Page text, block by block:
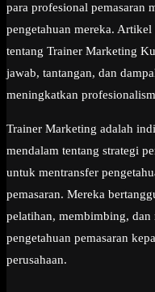
para profesional pemasaran
pengetahuan mereka.
tentang Trainer Marketing
jawab, tantangan, dan
meningkatkan
Trainer Marketing adalah
mendalam tentang strategi
untuk mentransfer
pemasaran. Mereka
pelatihan, membimbing, dan
pengetahuan pemasaran
perusahaan.